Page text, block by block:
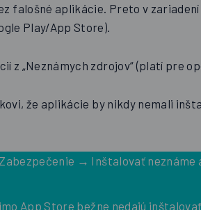
falošné aplikácie. Preto v
Play/App Store).
z „Neznámych zdrojov“ (platí pre
že aplikácie by nikdy nemali
→ Inštalovať neznáme
App Store bežne nedajú